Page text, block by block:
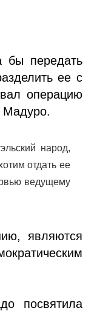
бы передать
ее с
операцию
Мадуро.
народ,
отдать ее
ведущему
являются
посвятила